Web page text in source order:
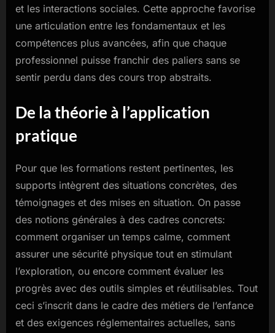
et les interactions sociales. Cette approche favorise
une articulation entre les fondamentaux et les
compétences plus avancées, afin que chaque
professionnel puisse franchir des paliers sans se
sentir perdu dans des cours trop abstraits.
De la théorie à l’application
pratique
Pour que les formations restent pertinentes, les
supports intègrent des situations concrètes, des
témoignages et des mises en situation. On passe
des notions générales à des cadres concrets:
comment organiser un temps calme, comment
assurer une sécurité physique tout en stimulant
l’exploration, ou encore comment évaluer les
progrès avec des outils simples et réutilisables. Tout
ceci s’inscrit dans le cadre des métiers de l’enfance
et des exigences réglementaires actuelles, sans